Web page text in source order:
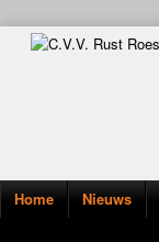
Home Nieuws